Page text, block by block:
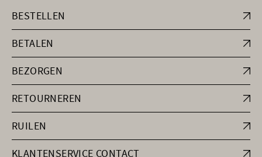
BESTELLEN
BETALEN
BEZORGEN
RETOURNEREN
RUILEN
KLANTENSERVICE CONTACT